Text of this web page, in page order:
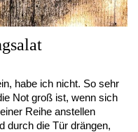
habe ich nicht. So sehr
Not groß ist, wenn sich
Reihe anstellen
durch die Tür drängen,